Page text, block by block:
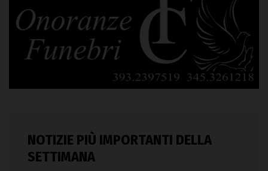
NOTIZIE PIÙ IMPORTANTI DELLA
SETTIMANA